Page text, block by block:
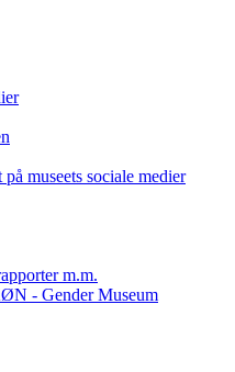
museets sociale medier
m.m.
- Gender Museum